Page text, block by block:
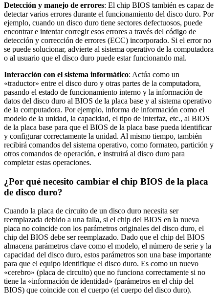
Detección y manejo de errores: El chip BIOS también es capaz de
detectar varios errores durante el funcionamiento del disco duro. Por
ejemplo, cuando un disco duro tiene sectores defectuosos, puede
encontrar e intentar corregir esos errores a través del código de
detección y corrección de errores (ECC) incorporado. Si el error no
se puede solucionar, advierte al sistema operativo de la computadora
o al usuario que el disco duro puede estar funcionando mal.
Interacción con el sistema informático: Actúa como un
«traductor» entre el disco duro y otras partes de la computadora,
pasando el estado de funcionamiento interno y la información de
datos del disco duro al BIOS de la placa base y al sistema operativo
de la computadora. Por ejemplo, informa de información como el
modelo de la unidad, la capacidad, el tipo de interfaz, etc., al BIOS
de la placa base para que el BIOS de la placa base pueda identificar
y configurar correctamente la unidad. Al mismo tiempo, también
recibirá comandos del sistema operativo, como formateo, partición y
otros comandos de operación, e instruirá al disco duro para
completar estas operaciones.
¿Por qué necesito cambiar el chip BIOS de la placa
de disco duro?
Cuando la placa de circuito de un disco duro necesita ser
reemplazada debido a una falla, si el chip del BIOS en la nueva
placa no coincide con los parámetros originales del disco duro, el
chip del BIOS debe ser reemplazado. Dado que el chip del BIOS
almacena parámetros clave como el modelo, el número de serie y la
capacidad del disco duro, estos parámetros son una base importante
para que el equipo identifique el disco duro. Es como un nuevo
«cerebro» (placa de circuito) que no funciona correctamente si no
tiene la «información de identidad» (parámetros en el chip del
BIOS) que coincide con el cuerpo (el cuerpo del disco duro).